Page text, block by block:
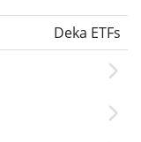
Deka ETFs